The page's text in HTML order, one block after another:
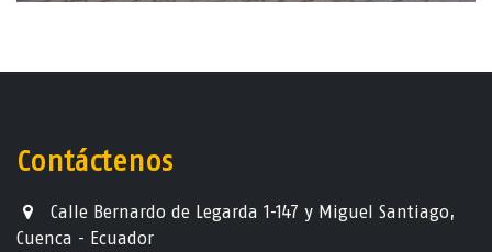
Contáctenos
Calle Bernardo de Legarda 1-147 y Miguel Santiago,
Cuenca - Ecuador